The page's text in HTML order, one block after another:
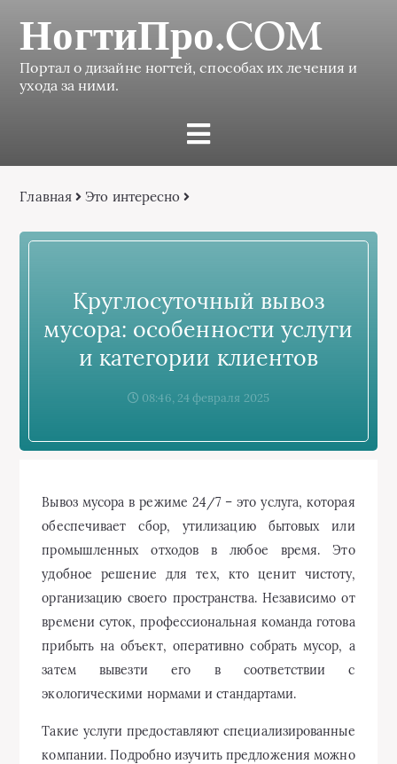
НогтиПро.COM
Портал о дизайне ногтей, способах их лечения и
ухода за ними.
Главная Это интересно
Круглосуточный вывоз
мусора: особенности услуги
и категории клиентов
08:46, 24 февраля 2025
Вывоз мусора в режиме 24/7 – это услуга, которая
обеспечивает сбор, утилизацию бытовых или
промышленных отходов в любое время. Это
удобное решение для тех, кто ценит чистоту,
организацию своего пространства. Независимо от
времени суток, профессиональная команда готова
прибыть на объект, оперативно собрать мусор, а
затем вывезти его в соответствии с
экологическими нормами и стандартами.
Такие услуги предоставляют специализированные
компании. Подробно изучить предложения можно